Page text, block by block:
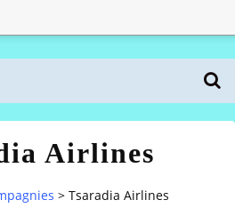
Airlines
> Tsaradia Airlines